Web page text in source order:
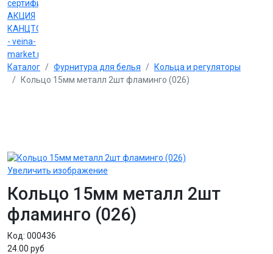
сертификаты
АКЦИЯ
КАНЦТОВАРЫ
- veina-
market.ru
Каталог
Фурнитура для белья
Кольца и регуляторы
Кольцо 15мм металл 2шт фламинго (026)
Увеличить изображение
Кольцо 15мм металл 2шт
фламинго (026)
Код: 000436
24.00 руб